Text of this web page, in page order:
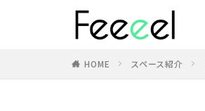
HOME スペース紹介